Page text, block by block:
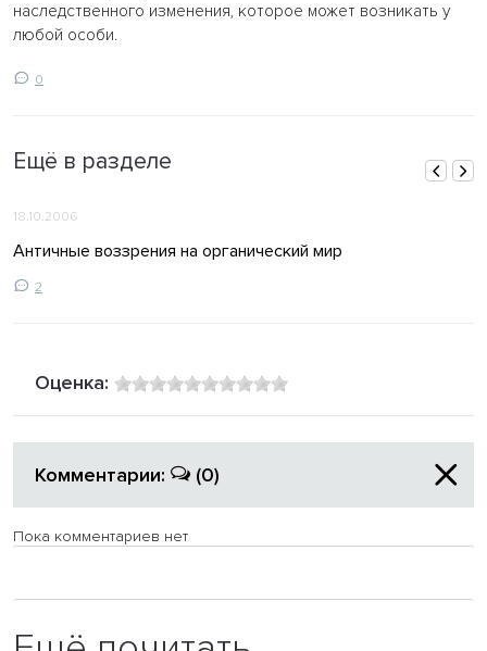
наследственного изменения, которое может возникать у
любой особи.
0
Ещё в разделе
18.10.2006
Античные воззрения на органический мир
2
Оценка:
Комментарии: (0)
Пока комментариев нет